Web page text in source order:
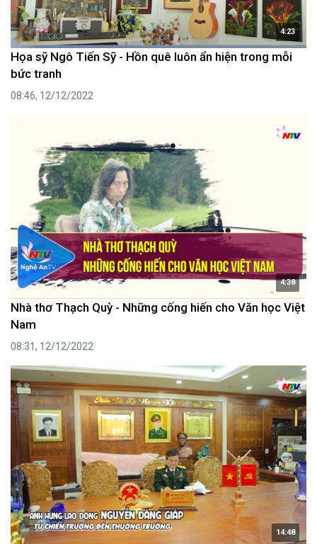
4:23
Họa sỹ Ngô Tiến Sỹ - Hồn quê luôn ẩn hiện trong mỗi
bức tranh
08:46, 12/12/2022
4:38
Nhà thơ Thạch Quỳ - Những cống hiến cho Văn học Việt
Nam
08:31, 12/12/2022
14:48